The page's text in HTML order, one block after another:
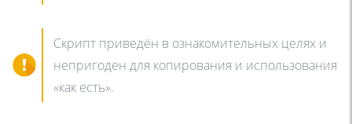
Скрипт приведён в ознакомительных целях и
непригоден для копирования и использования
«как есть».